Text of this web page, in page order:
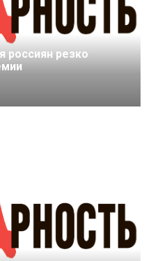
россиян резко